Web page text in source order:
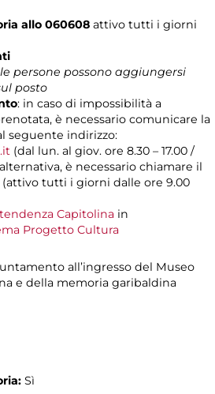
allo 060608 attivo tutti i giorni
persone possono aggiungersi
posto
: in caso di impossibilità a
è necessario comunicare la
seguente indirizzo:
(dal lun. al giov. ore 8.30 – 17.00 /
alternativa, è necessario chiamare il
tutti i giorni dalle ore 9.00
Capitolina in
Progetto Cultura
all’ingresso del Museo
e della memoria garibaldina
Sì